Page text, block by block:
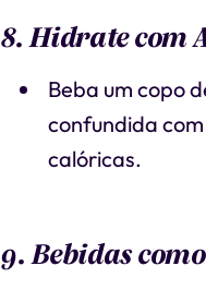
8. Hidrate com
Beba um copo
confundida
calóricas.
9. Bebidas